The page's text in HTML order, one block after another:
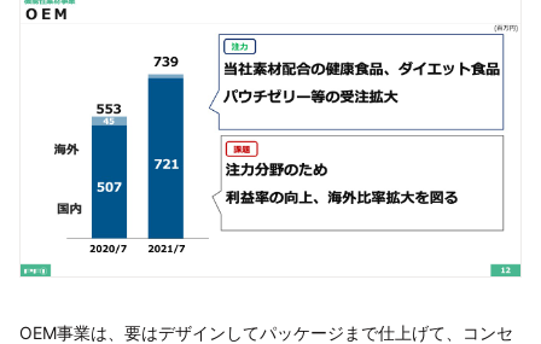
OEM事業は、要はデザインしてパッケージまで仕上げて、コンセ